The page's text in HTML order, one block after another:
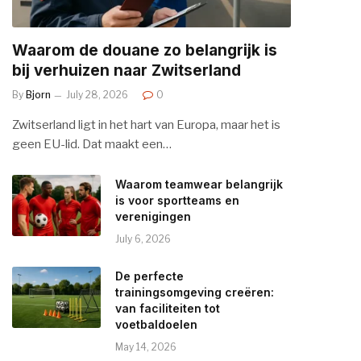
Waarom de douane zo belangrijk is
bij verhuizen naar Zwitserland
By Bjorn July 28, 2026 0
Zwitserland ligt in het hart van Europa, maar het is
geen EU-lid. Dat maakt een…
Waarom teamwear belangrijk
is voor sportteams en
verenigingen
July 6, 2026
De perfecte
trainingsomgeving creëren:
van faciliteiten tot
voetbaldoelen
May 14, 2026